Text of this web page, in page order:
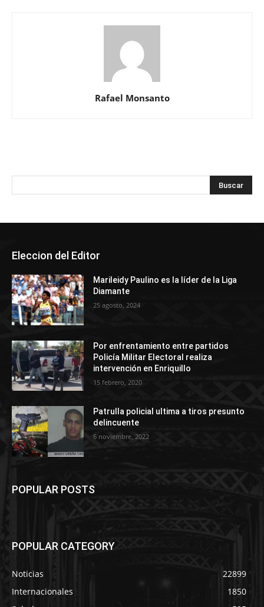
Rafael Monsanto
Eleccion del Editor
Marileidy Paulino es la líder de la Liga
Diamante
25 agosto, 2024
Por enfrentamiento entre partidos
Policía Militar Electoral realiza
intervención en Enriquillo
15 febrero, 2020
Patrulla policial ultima a tiros presunto
delincuente
6 noviembre, 2022
POPULAR POSTS
POPULAR CATEGORY
Noticias
22899
Internacionales
1850